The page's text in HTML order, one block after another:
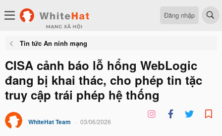
Đăng nhập
Tin tức An ninh mạng
CISA cảnh báo lỗ hổng WebLogic
đang bị khai thác, cho phép tin tặc
truy cập trái phép hệ thống
WhiteHat Team 03/06/2026